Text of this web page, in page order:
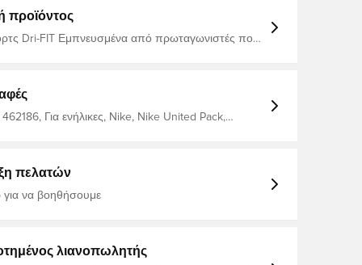
προϊόντος
Dri-FIT Εμπνευσμένα από πρωταγωνιστές που
του ιδρώτα, σας βοηθούν να μάθετε τα βασικά,
να διαδώσετε τον φόβο στο γήπεδο 100%
Για ενήλικες, Nike, Nike United Pack,
πελατών
για να βοηθήσουμε
λιανοπωλητής